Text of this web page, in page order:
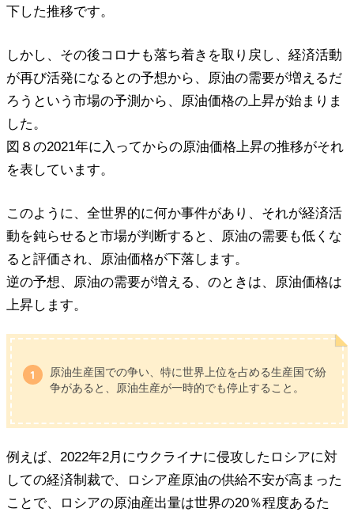
下した推移です。
しかし、その後コロナも落ち着きを取り戻し、経済活動
が再び活発になるとの予想から、原油の需要が増えるだ
ろうという市場の予測から、原油価格の上昇が始まりま
した。
図８の2021年に入ってからの原油価格上昇の推移がそれ
を表しています。
このように、全世界的に何か事件があり、それが経済活
動を鈍らせると市場が判断すると、原油の需要も低くな
ると評価され、原油価格が下落します。
逆の予想、原油の需要が増える、のときは、原油価格は
上昇します。
原油生産国での争い、特に世界上位を占める生産国で紛
争があると、原油生産が一時的でも停止すること。
例えば、2022年2月にウクライナに侵攻したロシアに対
しての経済制裁で、ロシア産原油の供給不安が高まった
ことで、ロシアの原油産出量は世界の20％程度あるた